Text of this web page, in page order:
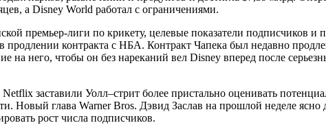
а Disney World работал с ограничениями.
премьер-лиги по крикету, целевые показатели подписчиков и
контракта с НБА. Контракт Чапека был недавно
на него, чтобы он без нареканий вел Disney вперед после
заставили Уолл–стрит более пристально оценивать
Новый глава Warner Bros. Дэвид Заслав на прошлой неделе ясно
рост числа подписчиков.